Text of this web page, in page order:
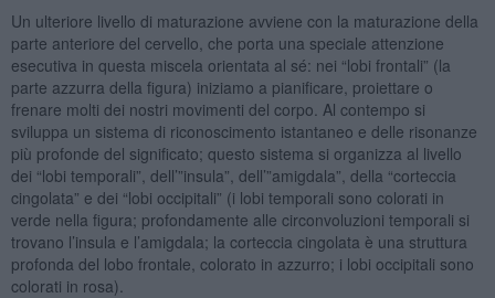
Un ulteriore livello di maturazione avviene con la maturazione della
parte anteriore del cervello, che porta una speciale attenzione
esecutiva in questa miscela orientata al sé: nei “lobi frontali” (la
parte azzurra della figura) iniziamo a pianificare, proiettare o
frenare molti dei nostri movimenti del corpo. Al contempo si
sviluppa un sistema di riconoscimento istantaneo e delle risonanze
più profonde del significato; questo sistema si organizza al livello
dei “lobi temporali”, dell’”insula”, dell’”amigdala”, della “corteccia
cingolata” e dei “lobi occipitali” (i lobi temporali sono colorati in
verde nella figura; profondamente alle circonvoluzioni temporali si
trovano l’insula e l’amigdala; la corteccia cingolata è una struttura
profonda del lobo frontale, colorato in azzurro; i lobi occipitali sono
colorati in rosa).